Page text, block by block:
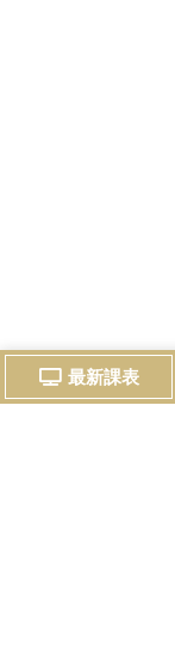
最新課表